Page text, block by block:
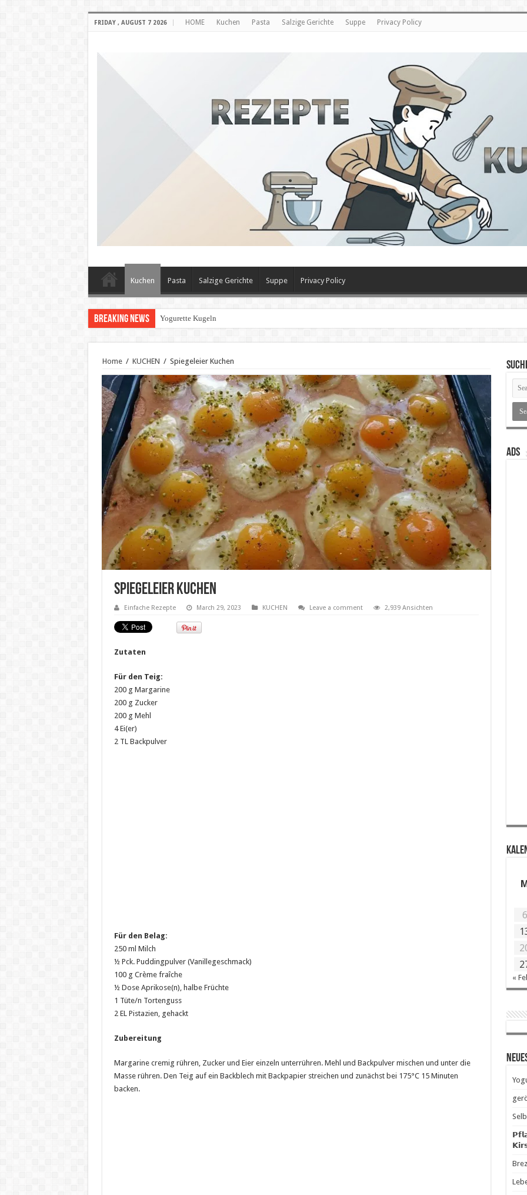
FRIDAY , AUGUST 7 2026 HOME Kuchen Pasta Salzige Gerichte Suppe Privacy Policy
Kuchen Pasta Salzige Gerichte Suppe Privacy Policy
Breaking News Yogurette Kugeln
Home / KUCHEN / Spiegeleier Kuchen
Spiegeleier Kuchen
Einfache Rezepte March 29, 2023 KUCHEN Leave a comment 2,939 Ansichten
Zutaten
Für den Teig:
200 g Margarine
200 g Zucker
200 g Mehl
4 Ei(er)
2 TL Backpulver
Für den Belag:
250 ml Milch
½ Pck. Puddingpulver (Vanillegeschmack)
100 g Crème fraîche
½ Dose Aprikose(n), halbe Früchte
1 Tüte/n Tortenguss
2 EL Pistazien, gehackt
Zubereitung
Margarine cremig rühren, Zucker und Eier einzeln unterrühren. Mehl und Backpulver mischen und unter die
Masse rühren. Den Teig auf ein Backblech mit Backpapier streichen und zunächst bei 175°C 15 Minuten
backen.
ADS
6
«